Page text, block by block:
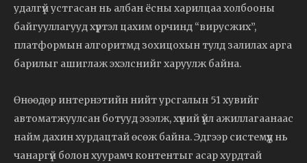
удалгүй устгасан нь албан ёсны харилцаа холбооны
байгууллагууд хүртэл цахим орчинд “вирусжих”,
платформын алгоритмд зохицохын тулд залилах арга
барилыг ашиглаж эхэлснийг харуулж байна.
Өнөөдөр интернэтийн нийт урсгалын 51 хувийг
автоматжуулсан ботууд эзэлж, хүний үйл ажиллагаанаас
найм дахин хурдацтай өсөж байна. Эдгээр системүүд нь
чанаргүй болон хуурамч контентыг асар хурдтай